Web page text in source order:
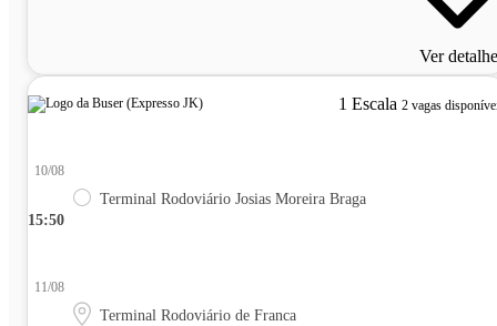
Ver
1 Escala 2 vagas
15:50
10/08
Terminal Rodoviário Josias Moreira Braga
11/08
Terminal Rodoviário de Franca